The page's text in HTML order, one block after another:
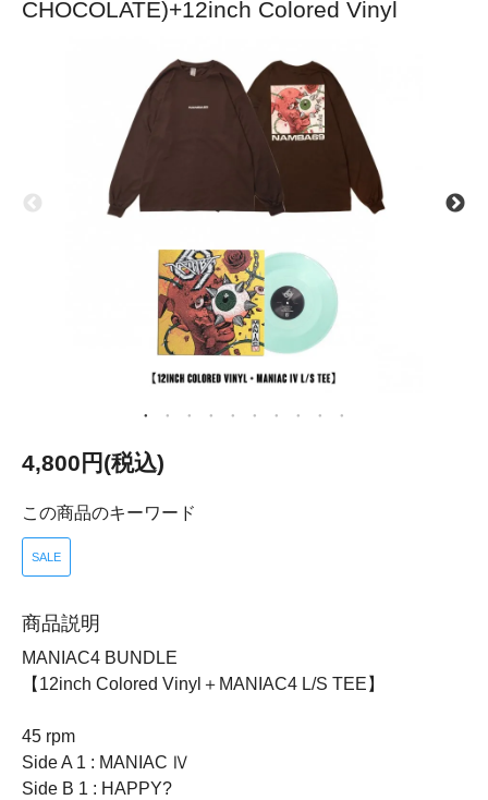
CHOCOLATE)+12inch Colored Vinyl
4,800円(税込)
この商品のキーワード
SALE
商品説明
MANIAC4 BUNDLE
【12inch Colored Vinyl＋MANIAC4 L/S TEE】
45 rpm
Side A 1 : MANIAC Ⅳ
Side B 1 : HAPPY?